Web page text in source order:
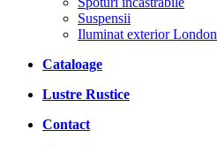
Suspensii
Iluminat exterior London
Cataloage
Lustre Rustice
Contact